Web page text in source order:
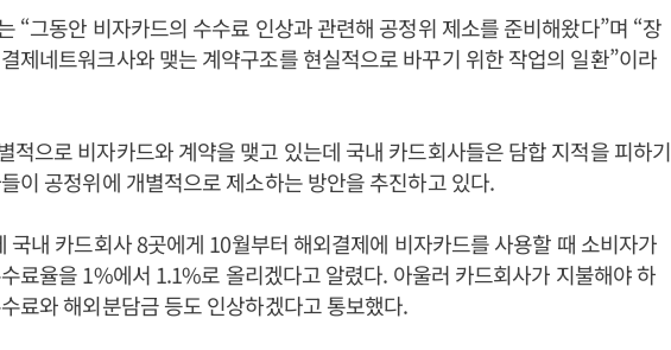
“그동안 비자카드의 수수료 인상과 관련해 공정위 제소를 준비해왔다”며 “장
제네트워크사와 맺는 계약구조를 현실적으로 바꾸기 위한 작업의 일환”이라
적으로 비자카드와 계약을 맺고 있는데 국내 카드회사들은 담합 지적을 피하기
이 공정위에 개별적으로 제소하는 방안을 추진하고 있다.
국내 카드회사 8곳에게 10월부터 해외결제에 비자카드를 사용할 때 소비자가
료율을 1%에서 1.1%로 올리겠다고 알렸다. 아울러 카드회사가 지불해야 하
료와 해외분담금 등도 인상하겠다고 통보했다.